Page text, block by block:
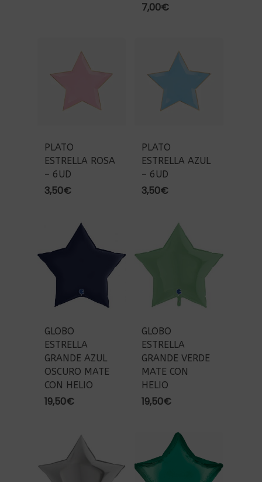
7,00€
PLATO
ESTRELLA ROSA
– 6UD
3,50€
PLATO
ESTRELLA AZUL
– 6UD
3,50€
GLOBO
ESTRELLA
GRANDE AZUL
OSCURO MATE
CON HELIO
19,50€
GLOBO
ESTRELLA
GRANDE VERDE
MATE CON
HELIO
19,50€